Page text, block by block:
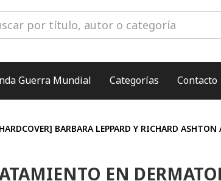
Guerra Mundial Categorías Contacto
BARBARA LEPPARD Y RICHARD ASHTON
EN